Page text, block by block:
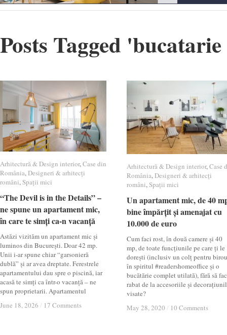
Posts Tagged '
Arhitectură & Design interior,Case din
România,Designeri & arhitecți
români,Spații mici
“The Devil is in the Details” –
ne spune un apartament mic,
în care te simți ca-n vacanță
Astăzi vizităm un apartament mic și
luminos din București. Doar 42 mp.
Unii i-ar spune chiar “garsonieră
dublă” și ar avea dreptate. Ferestrele
apartamentului dau spre o piscină, iar
acasă te simți ca într-o vacanță – ne
spun proprietarii. Apartamentul
June 18, 2026 / 17 Comments
Arhitectură & Design interior Case din
România Designeri & arhitecți
români Spații mici
“The Devil is in the Details” –
ne spune un apartament mic,
în care te simți ca-n vacanță
June 18, 2026 / 17 Comments
Arhitectură & Design interior,Case
România,Designeri & arhitecți
români,Spații mici
Un apartament mic, de 40
bine împărțit și amenajat cu
10.000 de euro
Cum faci rost, în două camere și 40
mp, de toate funcțiunile pe care ți le
dorești (inclusiv un colț pentru
în spiritul #readershomeoffice și o
bucătărie complet utilată), fără să
rabat de la accesoriile și
visate?
May 28, 2020 / 10 Comments
Arhitectură & Design interior Case
România Designeri & arhitecți
români Spații mici
Un apartament mic, de 40
bine împărțit și amenajat cu
10.000 de euro
May 28, 2020 / 10 Comments